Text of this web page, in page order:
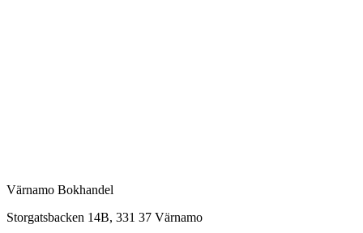
Värnamo Bokhandel
Storgatsbacken 14B, 331 37 Värnamo